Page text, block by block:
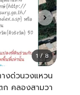
1 / 8
งด่วนวงแหวน
ก คลองสามวา